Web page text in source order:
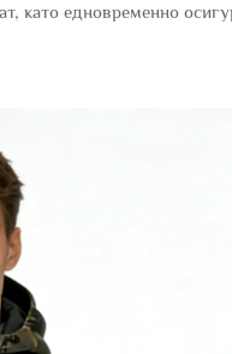
като едновременно